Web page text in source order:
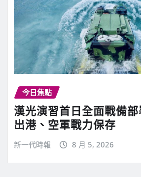
今日焦點
漢光演習首日全面戰備
出港、空軍戰力保存
新一代時報 8 月 5, 2026